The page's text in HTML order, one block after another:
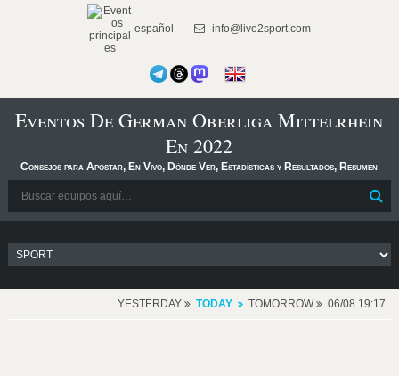
español info@live2sport.com
Eventos De German Oberliga Mittelrhein
En 2022
Consejos para Apostar, En Vivo, Dónde Ver, Estadísticas y Resultados, Resumen
YESTERDAY TODAY TOMORROW 06/08 19:17